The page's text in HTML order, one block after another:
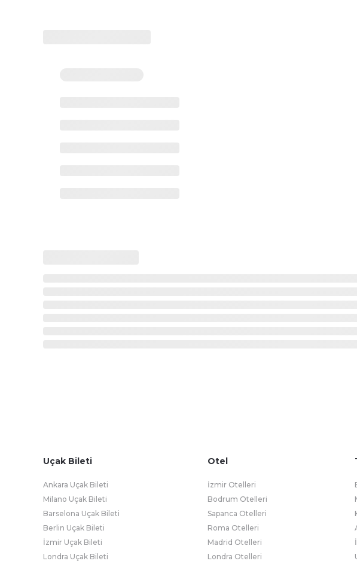
Uçak Bileti
Ankara Uçak Bileti
Milano Uçak Bileti
Barselona Uçak Bileti
Berlin Uçak Bileti
İzmir Uçak Bileti
Londra Uçak Bileti
Otel
İzmir Otelleri
Bodrum Otelleri
Sapanca Otelleri
Roma Otelleri
Madrid Otelleri
Londra Otelleri